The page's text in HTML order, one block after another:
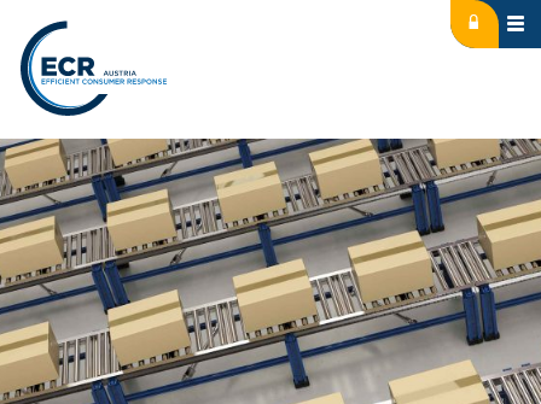
Logo: ECR Austria Icon: